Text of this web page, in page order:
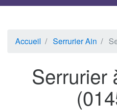
Accueil Serrurier Ain
Serrurier